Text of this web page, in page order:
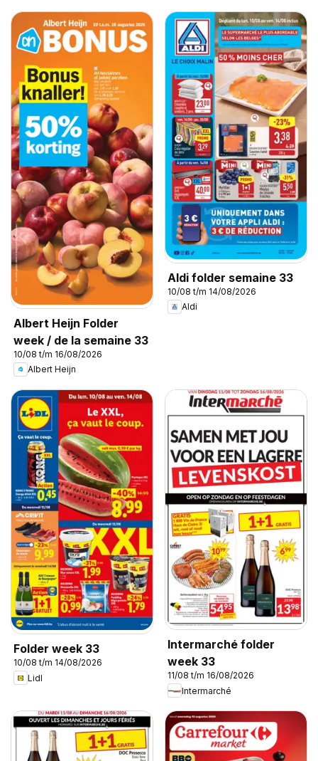
Albert Heijn Folder
week / de la semaine 33
10/08 t/m 16/08/2026
Albert Heijn
Aldi folder semaine 33
10/08 t/m 14/08/2026
Aldi
Folder week 33
10/08 t/m 14/08/2026
Lidl
Intermarché folder
week 33
11/08 t/m 16/08/2026
Intermarché